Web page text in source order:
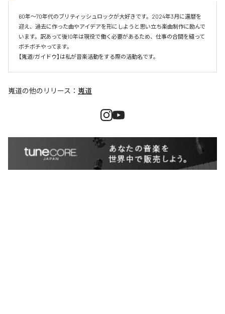
60年～70年代のブリティッシュロックが大好きです。2024年3月に還暦を
迎え、過去に作った曲やアイデアを形にしようと思い立ち楽曲制作に励んで
います。訳あって後10年は現役で働く必要があるため、仕事の合間を縫って
ボチボチやってます。
【嵬道/ガイドウ】は私が音楽活動をする際の活動名です。
嵬道の他のリリース： 嵬道